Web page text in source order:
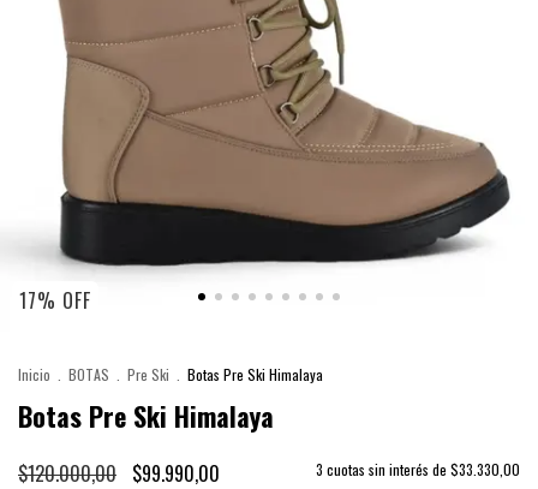
17% OFF
Inicio BOTAS Pre Ski Botas Pre Ski Himalaya
Botas Pre Ski Himalaya
$120.000,00 $99.990,00 3 cuotas sin interés de $33.330,00